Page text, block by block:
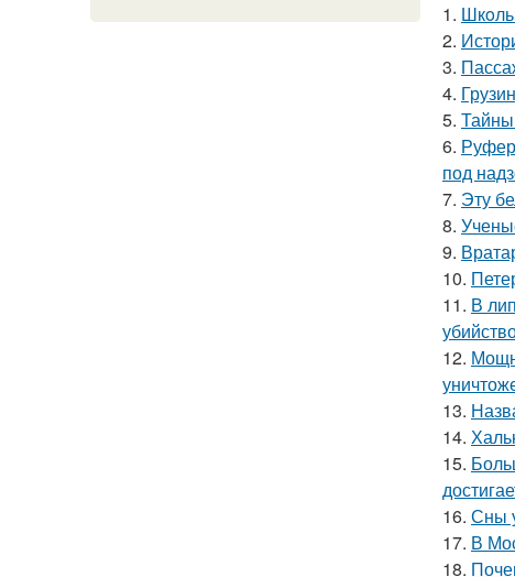
1.
2.
3.
4.
5. Тайны
6.
под
7. Эту
8.
9.
10.
11. В
12.
13.
14.
15.
16. Сны
17. В
18.